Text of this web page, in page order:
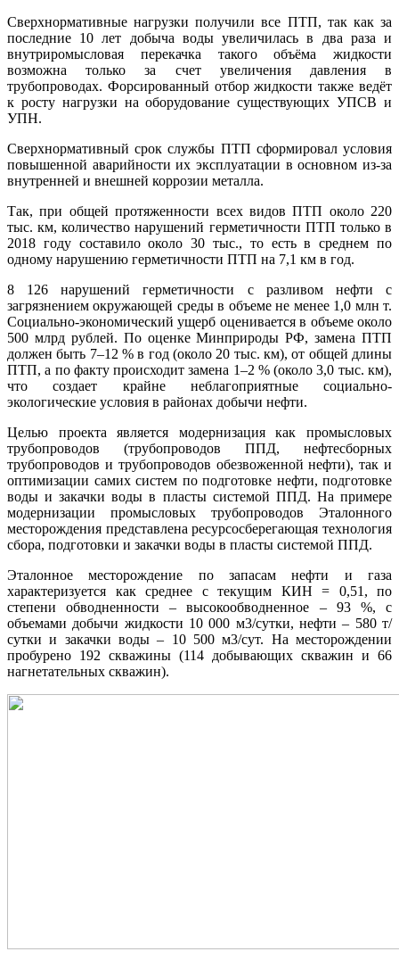
Сверхнормативные нагрузки получили все ПТП, так как за
последние 10 лет добыча воды увеличилась в два раза и
внутриромысловая перекачка такого объёма жидкости
возможна только за счет увеличения давления в
трубопроводах. Форсированный отбор жидкости также ведёт
к росту нагрузки на оборудование существующих УПСВ и
УПН.
Сверхнормативный срок службы ПТП сформировал условия
повышенной аварийности их эксплуатации в основном из-за
внутренней и внешней коррозии металла.
Так, при общей протяженности всех видов ПТП около 220
тыс. км, количество нарушений герметичности ПТП только в
2018 году составило около 30 тыс., то есть в среднем по
одному нарушению герметичности ПТП на 7,1 км в год.
8 126 нарушений герметичности с разливом нефти с
загрязнением окружающей среды в объеме не менее 1,0 млн т.
Социально-экономический ущерб оценивается в объеме около
500 млрд рублей. По оценке Минприроды РФ, замена ПТП
должен быть 7–12 % в год (около 20 тыс. км), от общей длины
ПТП, а по факту происходит замена 1–2 % (около 3,0 тыс. км),
что создает крайне неблагоприятные социально-
экологические условия в районах добычи нефти.
Целью проекта является модернизация как промысловых
трубопроводов (трубопроводов ППД, нефтесборных
трубопроводов и трубопроводов обезвоженной нефти), так и
оптимизации самих систем по подготовке нефти, подготовке
воды и закачки воды в пласты системой ППД. На примере
модернизации промысловых трубопроводов Эталонного
месторождения представлена ресурсосберегающая технология
сбора, подготовки и закачки воды в пласты системой ППД.
Эталонное месторождение по запасам нефти и газа
характеризуется как среднее с текущим КИН = 0,51, по
степени обводненности – высокообводненное – 93 %, с
объемами добычи жидкости 10 000 м3/сутки, нефти – 580 т/
сутки и закачки воды – 10 500 м3/сут. На месторождении
пробурено 192 скважины (114 добывающих скважин и 66
нагнетательных скважин).